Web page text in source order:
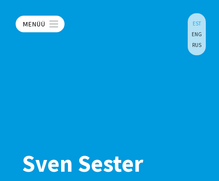
MENÜÜ
EST
ENG
RUS
Sven Sester